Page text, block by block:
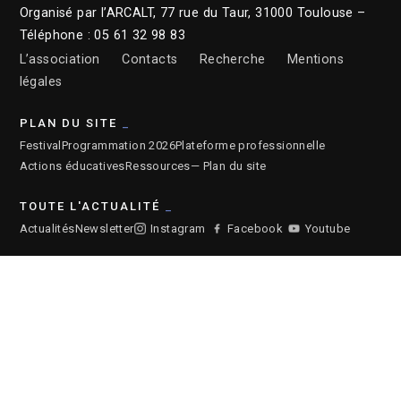
Organisé par l’ARCALT, 77 rue du Taur, 31000 Toulouse –
Téléphone : 05 61 32 98 83
L’association
Contacts Recherche
Mentions
légales
PLAN DU SITE
Festival Programmation 2026Plateforme professionnelle
Actions éducativesRessources— Plan du site
TOUTE L'ACTUALITÉ
ActualitésNewsletter Instagram Facebook Youtube